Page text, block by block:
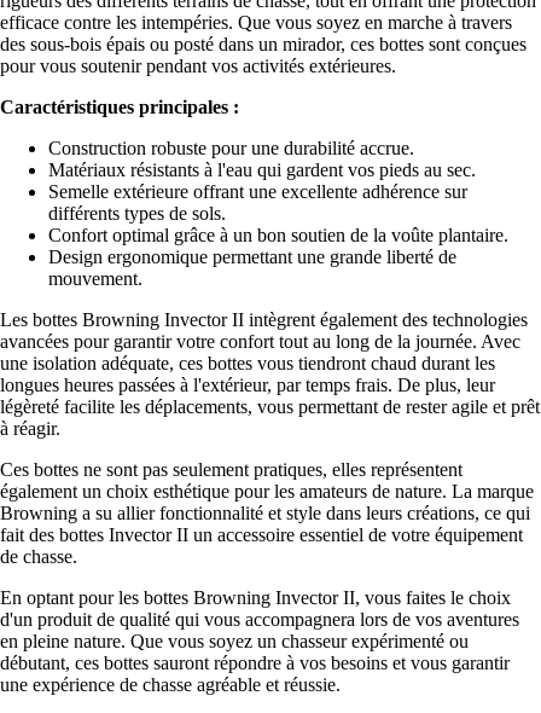
efficace contre les intempéries. Que vous soyez en marche à travers
des sous-bois épais ou posté dans un mirador, ces bottes sont conçues
pour vous soutenir pendant vos activités extérieures.
Caractéristiques principales :
Construction robuste pour une durabilité accrue.
Matériaux résistants à l'eau qui gardent vos pieds au sec.
Semelle extérieure offrant une excellente adhérence sur
différents types de sols.
Confort optimal grâce à un bon soutien de la voûte plantaire.
Design ergonomique permettant une grande liberté de
mouvement.
Les bottes Browning Invector II intègrent également des technologies
avancées pour garantir votre confort tout au long de la journée. Avec
une isolation adéquate, ces bottes vous tiendront chaud durant les
longues heures passées à l'extérieur, par temps frais. De plus, leur
légèreté facilite les déplacements, vous permettant de rester agile et prêt
à réagir.
Ces bottes ne sont pas seulement pratiques, elles représentent
également un choix esthétique pour les amateurs de nature. La marque
Browning a su allier fonctionnalité et style dans leurs créations, ce qui
fait des bottes Invector II un accessoire essentiel de votre équipement
de chasse.
En optant pour les bottes Browning Invector II, vous faites le choix
d'un produit de qualité qui vous accompagnera lors de vos aventures
en pleine nature. Que vous soyez un chasseur expérimenté ou
débutant, ces bottes sauront répondre à vos besoins et vous garantir
une expérience de chasse agréable et réussie.